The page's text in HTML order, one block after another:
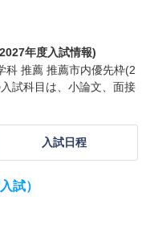
年度入試情報)
科 推薦 推薦市内優先枠(2
試科目は、小論文、面接
入試日程
試）